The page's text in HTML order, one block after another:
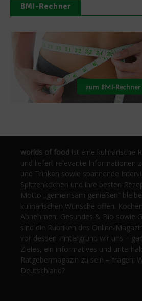
BMI-Rechner
worlds of food ist eine kulinarische
und liefert relevante Informationen
und Trinken sowie spannende
Spitzenköchen und ihre besten
Motto „gemeinsam genießen“
kulinarischen Wünsche offen.
Abnehmen, Gesundes & Bio sowie
sind die Rubriken des Online-
vor dessen Hintergrund wir uns –
Zieles, ein informatives und
Ratgebermagazin zu sein – fragen:
Deutschland?